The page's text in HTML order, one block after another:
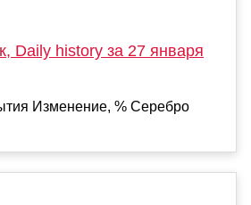
Daily history за 27 января
Изменение, % Серебро